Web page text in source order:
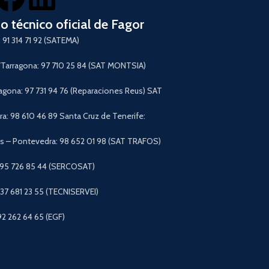
técnico oficial de Fagor
314 71 92 (SATEMA)
97 710 25 84 (SAT MONTSIA)
97 731 94 76 (Reparaciones Reus) SAT
98 610 46 89 Santa Cruz de Tenerife:
– Pontevedra: 98 652 01 98 (SAT TRAFOS)
726 85 44 (SERCOSAT)
681 23 55 (TECNISERVEI)
262 64 65 (EGF)